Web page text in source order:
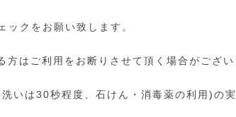
クをお願い致します。
はご利用をお断りさせて頂く場合がござい
いは30秒程度、石けん・消毒薬の利用)の実